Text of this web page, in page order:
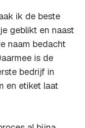
ik de beste
geblikt en naast
naam bedacht
is de
bedrijf in
en etiket laat